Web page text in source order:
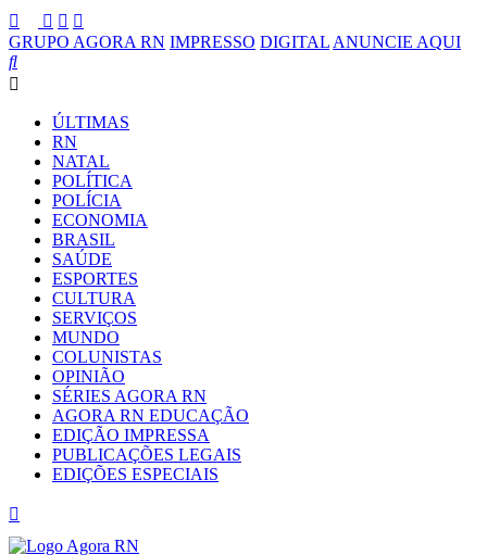
GRUPO AGORA RN IMPRESSO DIGITAL ANUNCIE AQUI
ÚLTIMAS
RN
NATAL
POLÍTICA
POLÍCIA
ECONOMIA
BRASIL
SAÚDE
ESPORTES
CULTURA
SERVIÇOS
MUNDO
COLUNISTAS
OPINIÃO
SÉRIES AGORA RN
AGORA RN EDUCAÇÃO
EDIÇÃO IMPRESSA
PUBLICAÇÕES LEGAIS
EDIÇÕES ESPECIAIS